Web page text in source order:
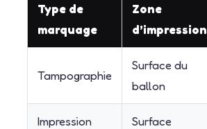
Type de
marquage
Zone
d’impression
Tampographie
Surface du
ballon
Impression
Surface